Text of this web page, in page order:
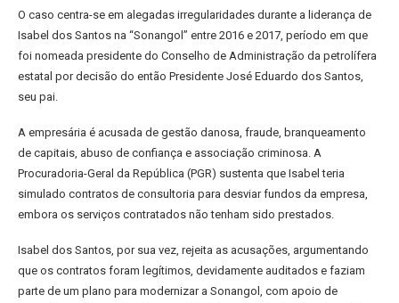
O caso centra-se em alegadas irregularidades durante a liderança de
Isabel dos Santos na “Sonangol” entre 2016 e 2017, período em que
foi nomeada presidente do Conselho de Administração da petrolífera
estatal por decisão do então Presidente José Eduardo dos Santos,
seu pai.
A empresária é acusada de gestão danosa, fraude, branqueamento
de capitais, abuso de confiança e associação criminosa. A
Procuradoria-Geral da República (PGR) sustenta que Isabel teria
simulado contratos de consultoria para desviar fundos da empresa,
embora os serviços contratados não tenham sido prestados.
Isabel dos Santos, por sua vez, rejeita as acusações, argumentando
que os contratos foram legítimos, devidamente auditados e faziam
parte de um plano para modernizar a Sonangol, com apoio de